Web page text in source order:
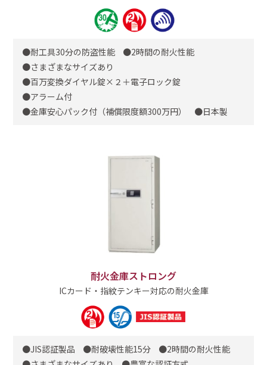
耐工具30分の防盗性能
2時間の耐火性能
さまざまなサイズあり
百万変換ダイヤル錠×２＋電子ロック錠
アラーム付
金庫安心パック付（補償限度額300万円）
日本製
耐火金庫ストロング
ICカード・指紋テンキー対応の耐火金庫
JIS認証製品 耐破壊性能15分
2時間の耐火性能